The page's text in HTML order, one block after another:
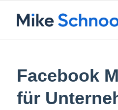
Facebook
für